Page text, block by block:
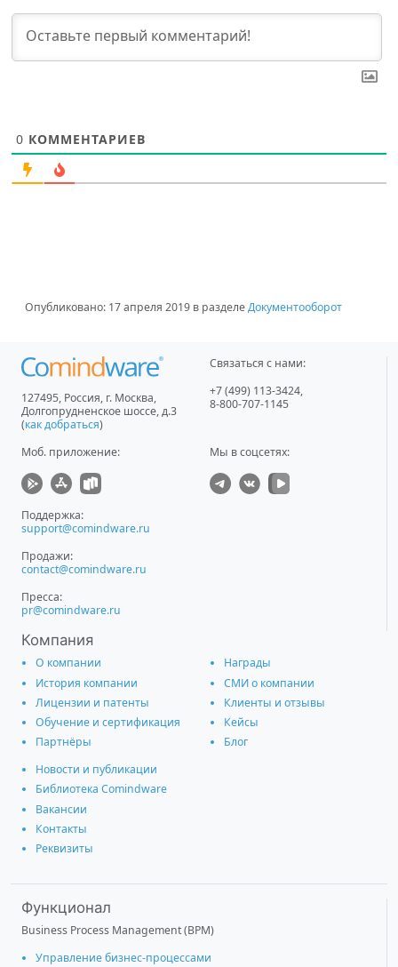
0 КОММЕНТАРИЕВ
Опубликовано: 17 апреля 2019 в разделеДокументооборот
127495, Россия, г. Москва,
Долгопрудненское шоссе, д.3
(как добраться)
Связаться с нами:
+7 (499) 113-3424,
8-800-707-1145
Моб. приложение: Мы в соцсетях:
Поддержка:
support@comindware.ru
Продажи:
contact@comindware.ru
Пресса:
pr@comindware.ru
Компания
О компании
История компании
Лицензии и патенты
Обучение и сертификация
Партнёры
Награды
СМИ о компании
Клиенты и отзывы
Кейсы
Блог
Новости и публикации
Библиотека Comindware
Вакансии
Контакты
Реквизиты
Функционал
Business Process Management (BPM)
Управление бизнес-процессами